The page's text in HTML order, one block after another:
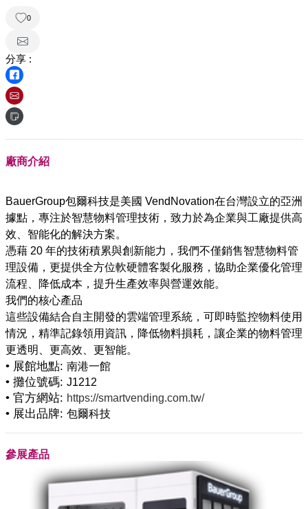
0
分享 :
廠商介紹
BauerGroup包爾科技是美國 VendNovation在台灣設立的亞洲
據點，專注於智慧物料管理技術，致力於為企業與工廠提供高
效、智能化的解決方案。
憑藉 20 年的技術積累與創新能力，我們不僅銷售智慧物料管
理設備，更提供全方位軟硬體客製化服務，協助企業優化管理
流程、降低成本，提升生產效率與營運效能。
我們的核心產品
這些設備結合自主開發的雲端管理系統，可即時監控物料使用
情況，精準記錄領用資訊，降低物料損耗，讓企業的物料管理
• 展館地點: 南港一館
• 攤位號碼: J1212
• 官方網站: https://smartvending.com.tw/
• 展出品牌: 包爾科技
參展產品